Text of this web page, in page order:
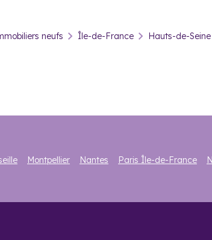
neuf à Vanves, c’est acquérir un
et notamment des cadres. Par conséquent,
neufs Île-de-France Hauts-de-Seine
Montpellier Nantes Paris Île-de-France